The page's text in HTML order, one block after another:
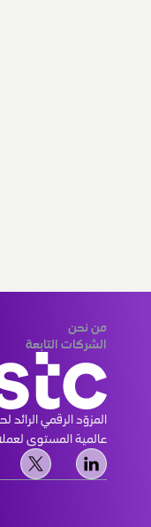
من نحن
الشركات التابعة
عالمية المستوى